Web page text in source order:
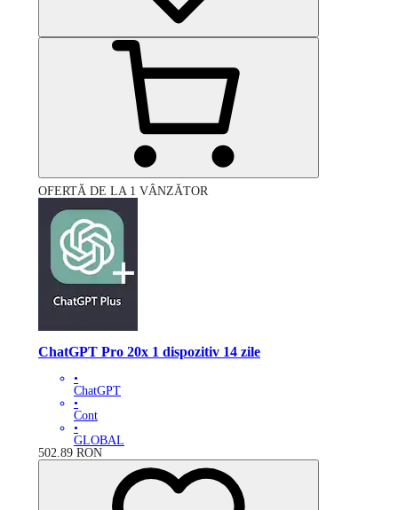
OFERTĂ DE LA 1 VÂNZĂTOR
ChatGPT Pro 20x 1 dispozitiv 14 zile
•
ChatGPT
•
Cont
•
GLOBAL
502.89 RON